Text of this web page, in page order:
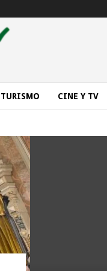
TURISMO CINE Y TV